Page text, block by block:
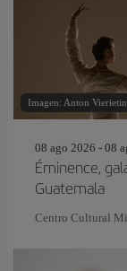
Imagen: Anton Vierietin
08 ago 2026 - 08
Éminence,
Guatemala
Centro Cultural